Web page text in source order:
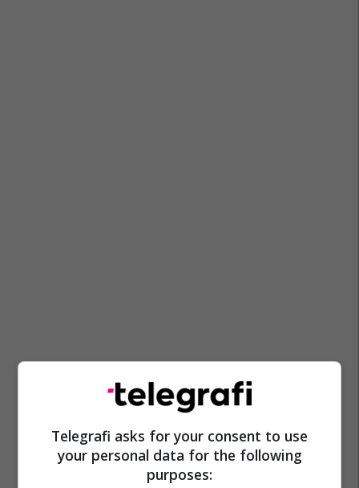
Telegrafi asks for your consent to use
your personal data for the following
purposes: